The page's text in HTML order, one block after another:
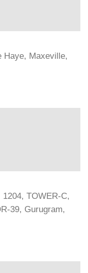
Haye, Maxeville,
1204, TOWER-C,
39, Gurugram,